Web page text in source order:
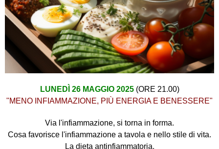
LUNEDÌ 26 MAGGIO 2025 (ORE 21.00)
"MENO INFIAMMAZIONE, PIÙ ENERGIA E BENESSERE"
Via l'infiammazione, si torna in forma.
Cosa favorisce l'infiammazione a tavola e nello stile di vita.
La dieta antinfiammatoria.